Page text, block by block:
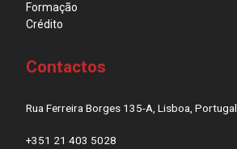
Formação
Crédito
Contactos
Rua Ferreira Borges 135-A, Lisboa, Portugal
+351 21 403 5028